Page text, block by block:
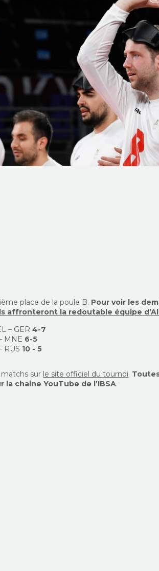
place de la poule B. Pour voir les
affronteront la redoutable équipe
– GER4-7
MNE 6-5
RUS 10 - 5
sur le site officiel du tournoi.
chaine YouTube de l’IBSA.